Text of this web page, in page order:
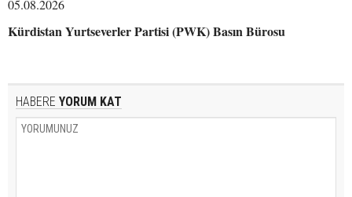
05.08.2026
Kürdistan Yurtseverler Partisi (PWK) Basın Bürosu
HABERE YORUM KAT